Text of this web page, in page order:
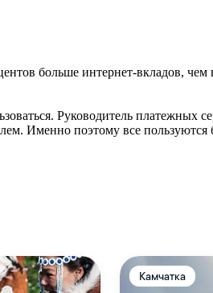
больше интернет-вкладов,
Руководитель платежных
Именно поэтому все пользуются